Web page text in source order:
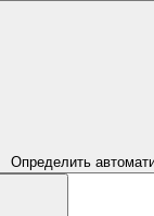
Определить